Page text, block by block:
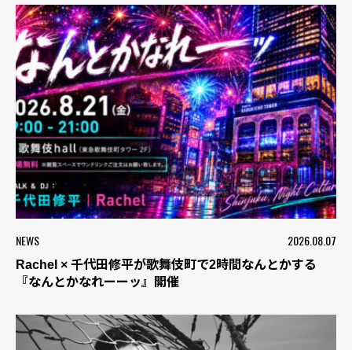
NEWS 2026.08.07
Rachel × 千代田修平が歌舞伎町で2時間なんとかする
『なんとかなれーーッ』開催